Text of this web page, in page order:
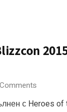
с Heroes of